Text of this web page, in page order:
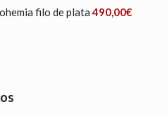
filo de plata 490,00€